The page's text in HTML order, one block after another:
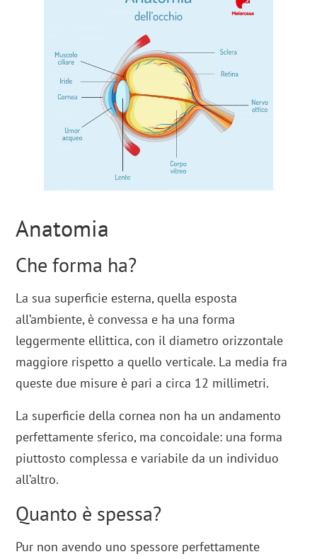
Anatomia
Che forma ha?
La sua superficie esterna, quella esposta
all’ambiente, è convessa e ha una forma
leggermente ellittica, con il diametro orizzontale
maggiore rispetto a quello verticale. La media fra
queste due misure è pari a circa 12 millimetri.
La superficie della cornea non ha un andamento
perfettamente sferico, ma concoidale: una forma
piuttosto complessa e variabile da un individuo
all’altro.
Quanto è spessa?
Pur non avendo uno spessore perfettamente